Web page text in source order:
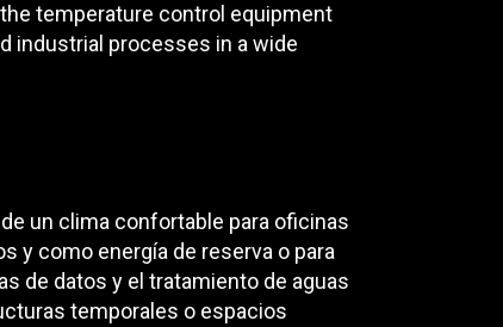
temperature control equipment
industrial processes in a wide
un clima confortable para oficinas
y como energía de reserva o para
de datos y el tratamiento de aguas
temporales o espacios